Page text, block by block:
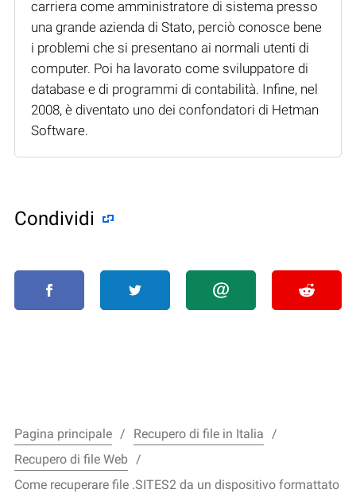
carriera come amministratore di sistema presso
una grande azienda di Stato, perciò conosce bene
i problemi che si presentano ai normali utenti di
computer. Poi ha lavorato come sviluppatore di
database e di programmi di contabilità. Infine, nel
2008, è diventato uno dei confondatori di Hetman
Software.
Condividi
Pagina principale
Recupero di file in Italia
Recupero di file Web
Come recuperare file .SITES2 da un dispositivo formattato